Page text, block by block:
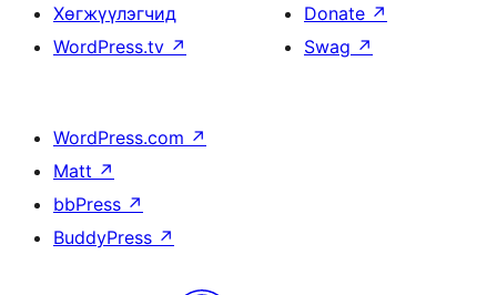
Хөгжүүлэгчид
WordPress.tv ↗
Donate ↗
Swag ↗
WordPress.com ↗
Matt ↗
bbPress ↗
BuddyPress ↗